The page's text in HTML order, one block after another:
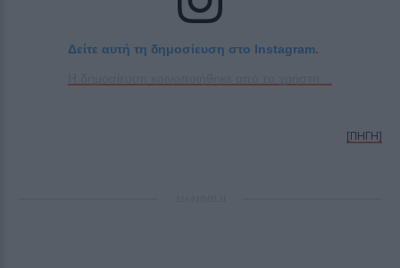
Δείτε αυτή τη δημοσίευση στο Instagram.
[ΠΗΓΗ]